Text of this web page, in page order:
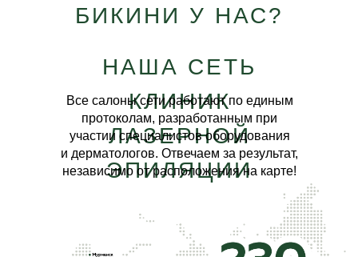
БИКИНИ У НАС?
НАША СЕТЬ
КЛИНИК
ЛАЗЕРНОЙ
ЭПИЛЯЦИИ
Все салоны сети работают по единым
протоколам, разработанным при
участии специалистов оборудования
и дерматологов. Отвечаем за результат,
независимо от расположения на карте!